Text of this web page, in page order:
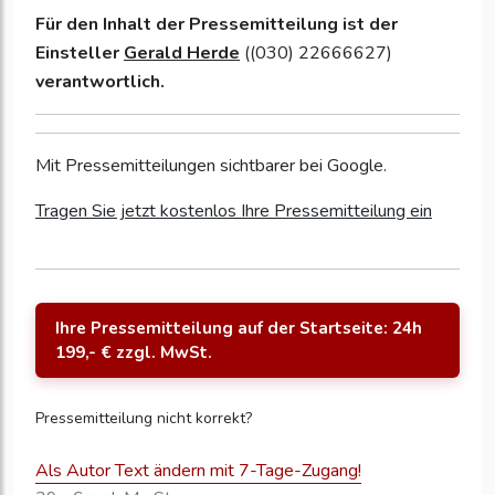
Für den Inhalt der Pressemitteilung ist der
Einsteller Gerald Herde ((030) 22666627)
verantwortlich.
Mit Pressemitteilungen sichtbarer bei Google.
Tragen Sie jetzt kostenlos Ihre Pressemitteilung ein
Ihre Pressemitteilung auf der Startseite: 24h
199,- € zzgl. MwSt.
Pressemitteilung nicht korrekt?
Als Autor Text ändern mit 7-Tage-Zugang!